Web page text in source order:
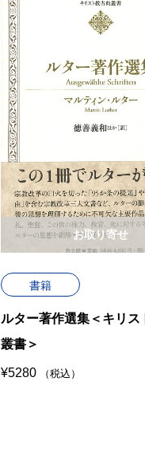
書籍
ルター著作選集＜キリス
叢書＞
¥5280 （税込）
お取り寄せ